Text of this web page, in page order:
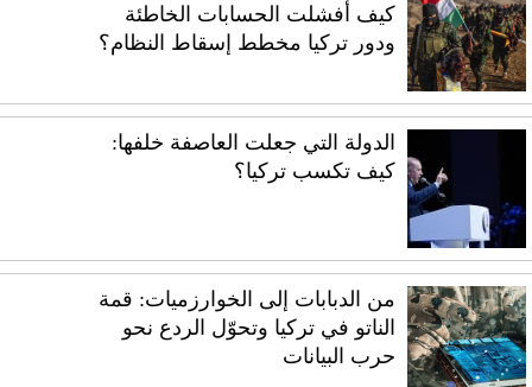
كيف أفشلت الحسابات الخاطئة
ودور تركيا مخطط إسقاط النظام؟
الدولة التي جعلت العاصفة خلفها:
كيف تكسب تركيا؟
من الدبابات إلى الخوارزميات: قمة
الناتو في تركيا وتحوّل الردع نحو
حرب البيانات